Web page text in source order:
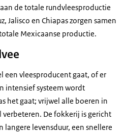
de totale rundvleesproductie
Jalisco en Chiapas zorgen samen
Mexicaanse productie.
een vleesproducent gaat, of er
intensief systeem wordt
het gaat; vrijwel alle boeren in
De fokkerij is gericht
levensduur, een snellere